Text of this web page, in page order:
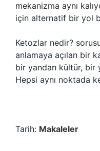
mekanizma aynı
için alternatif bir yol
Ketozlar nedir?
anlamaya açılan bir
bir yandan kültür, bir
Hepsi aynı noktada
Tarih: Makaleler